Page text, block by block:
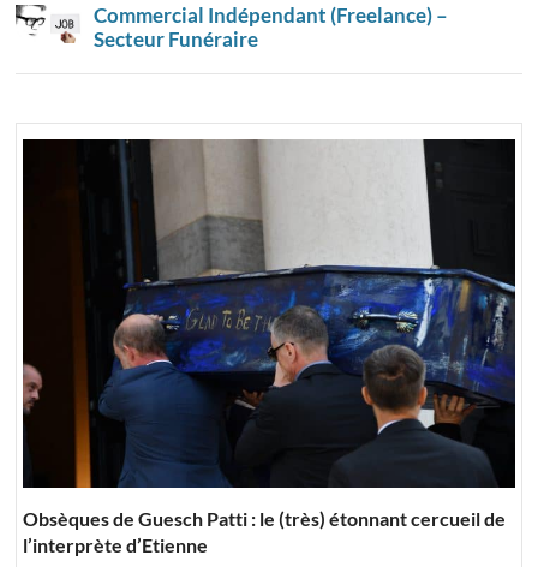
Commercial Indépendant (Freelance) –
Secteur Funéraire
Obsèques de Guesch Patti : le (très) étonnant cercueil de
l’interprète d’Etienne